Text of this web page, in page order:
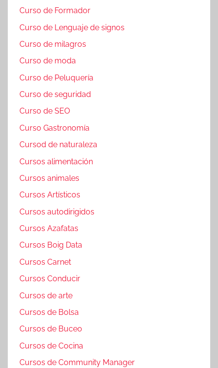
Curso de Formador
Curso de Lenguaje de signos
Curso de milagros
Curso de moda
Curso de Peluquería
Curso de seguridad
Curso de SEO
Curso Gastronomía
Cursod de naturaleza
Cursos alimentación
Cursos animales
Cursos Artísticos
Cursos autodirigidos
Cursos Azafatas
Cursos Boig Data
Cursos Carnet
Cursos Conducir
Cursos de arte
Cursos de Bolsa
Cursos de Buceo
Cursos de Cocina
Cursos de Community Manager